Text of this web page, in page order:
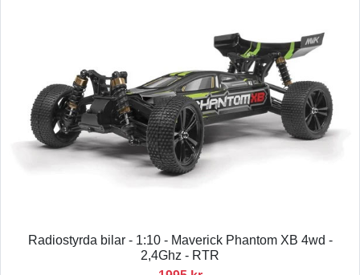
Radiostyrda bilar - 1:10 - Maverick Phantom XB 4wd -
2,4Ghz - RTR